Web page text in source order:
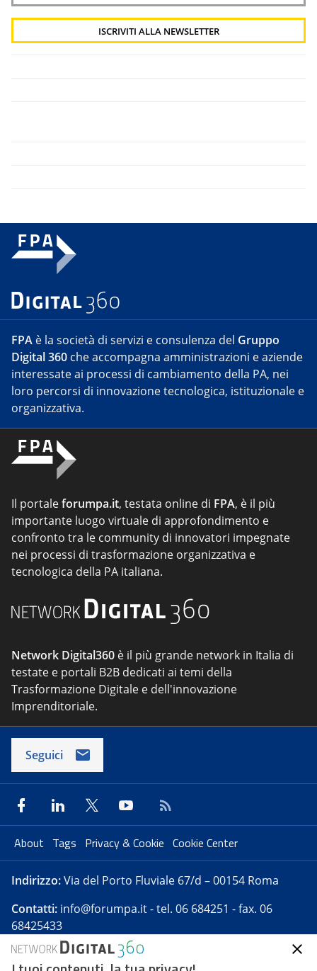
FPA è la società di servizi e consulenza del Gruppo
Digital 360 che accompagna amministrazioni e aziende
interessate ai processi di cambiamento della PA, nei
loro percorsi di innovazione tecnologica, istituzionale e
organizzativa.
Il portaleforumpa.it, testata online di FPA, è il più
importante luogo virtuale di approfondimento e
confronto tra le community di innovatori impegnate
nei processi di trasformazione organizzativa e
tecnologica della PA italiana.
Network Digital360 è il più grande network in Italia di
testate e portali B2B dedicati ai temi della
Trasformazione Digitale e dell'innovazione
Imprenditoriale.
Seguici
About Tags Privacy & Cookie Cookie Center
Indirizzo:Via del Porto Fluviale 67/d – 00154 Roma
Contatti: info@forumpa.it- tel. 06 684251 - fax. 06
68425433
Forumpa.itè una pubblicazione telematica iscritta